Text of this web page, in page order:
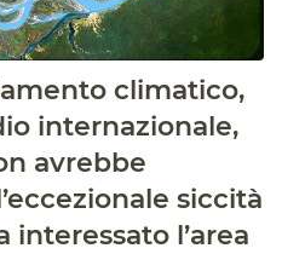
climatico,
internazionale,
avrebbe
siccità
interessato l’area